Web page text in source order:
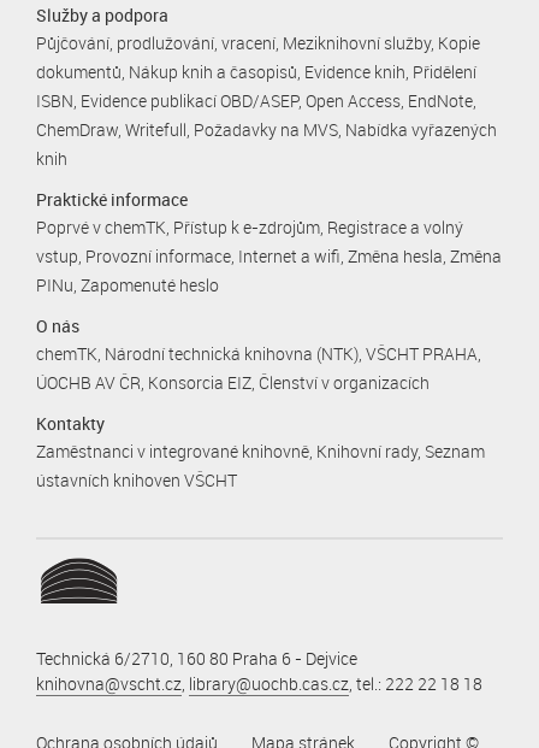
Služby a podpora
Půjčování, prodlužování, vracení Meziknihovní služby Kopie
dokumentů Nákup knih a časopisů Evidence knih Přidělení
ISBN Evidence publikací OBD/ASEP Open Access EndNote
ChemDraw Writefull Požadavky na MVS Nabídka vyřazených
knih
Praktické informace
Poprvé v chemTK Přístup k e-zdrojům Registrace a volný
vstup Provozní informace Internet a wifi Změna hesla Změna
PINu Zapomenuté heslo
O nás
chemTK Národní technická knihovna (NTK) VŠCHT PRAHA
ÚOCHB AV ČR Konsorcia EIZ Členství v organizacích
Kontakty
Zaměstnanci v integrované knihovně Knihovní rady Seznam
ústavních knihoven VŠCHT
Technická 6/2710, 160 80 Praha 6 - Dejvice
knihovna@vscht.cz, library@uochb.cas.cz, tel.: 222 22 18 18
Ochrana osobních údajů Mapa stránek Copyright ©